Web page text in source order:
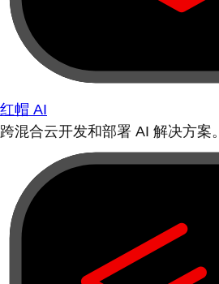
红帽 AI
跨混合云开发和部署 AI 解决方案。